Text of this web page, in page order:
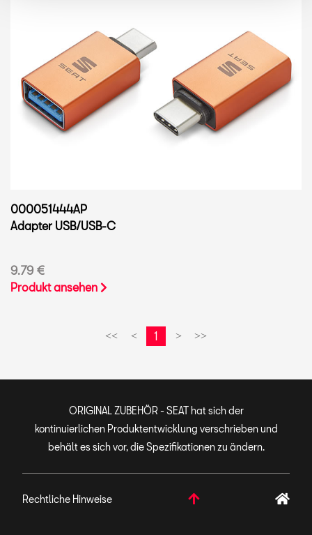
000051444AP
Adapter USB/USB-C
9.79 €
Produkt ansehen
<< < 1 > >>
ORIGINAL ZUBEHÖR - SEAT hat sich der
kontinuierlichen Produktentwicklung verschrieben und
behält es sich vor, die Spezifikationen zu ändern.
Rechtliche Hinweise